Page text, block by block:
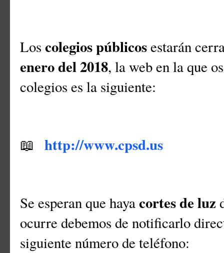
Los colegios públicosestarán
enero del 2018, la web en la que
colegios es la siguiente:
📖 http://www.cpsd.us
Se esperan que hayacortes de luz
ocurre debemos de notificarlo
siguiente número de teléfono: